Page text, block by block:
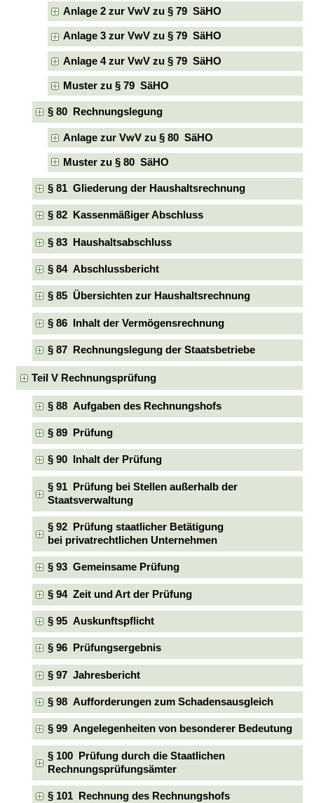
Anlage 2 zur VwV zu § 79 SäHO
Anlage 3 zur VwV zu § 79 SäHO
Anlage 4 zur VwV zu § 79 SäHO
Muster zu § 79 SäHO
§ 80 Rechnungslegung
Anlage zur VwV zu § 80 SäHO
Muster zu § 80 SäHO
§ 81 Gliederung der Haushaltsrechnung
§ 82 Kassenmäßiger Abschluss
§ 83 Haushaltsabschluss
§ 84 Abschlussbericht
§ 85 Übersichten zur Haushaltsrechnung
§ 86 Inhalt der Vermögensrechnung
§ 87 Rechnungslegung der Staatsbetriebe
Teil V Rechnungsprüfung
§ 88 Aufgaben des Rechnungshofs
§ 89 Prüfung
§ 90 Inhalt der Prüfung
§ 91 Prüfung bei Stellen außerhalb der
Staatsverwaltung
§ 92 Prüfung staatlicher Betätigung
bei privatrechtlichen Unternehmen
§ 93 Gemeinsame Prüfung
§ 94 Zeit und Art der Prüfung
§ 95 Auskunftspflicht
§ 96 Prüfungsergebnis
§ 97 Jahresbericht
§ 98 Aufforderungen zum Schadensausgleich
§ 99 Angelegenheiten von besonderer Bedeutung
§ 100 Prüfung durch die Staatlichen
Rechnungsprüfungsämter
§ 101 Rechnung des Rechnungshofs